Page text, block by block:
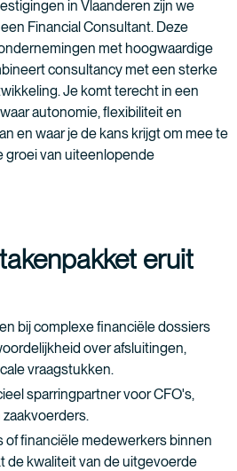
in Vlaanderen zijn we
Financial Consultant. Deze
met hoogwaardige
consultancy met een sterke
Je komt terecht in een
autonomie, flexibiliteit en
en waar je de kans krijgt om mee te
groei van uiteenlopende
eruit
bij complexe financiële dossiers
over afsluitingen,
vraagstukken.
sparringpartner voor CFO's,
of financiële medewerkers binnen
de kwaliteit van de uitgevoerde